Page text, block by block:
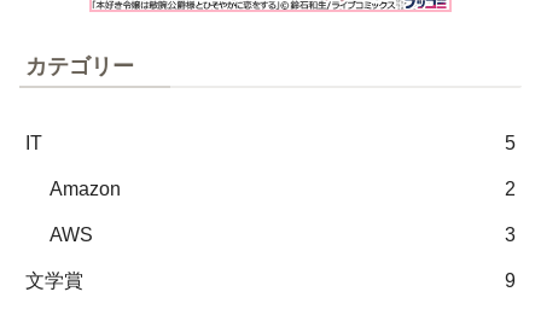
カテゴリー
IT 5
Amazon 2
AWS 3
文学賞 9